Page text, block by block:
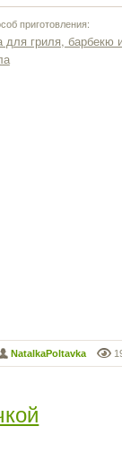
приготовления:
гриля, барбекю
NatalkaPoltavka